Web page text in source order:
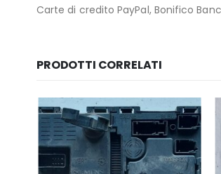
Carte di credito PayPal, Bonifico
PRODOTTI CORRELATI